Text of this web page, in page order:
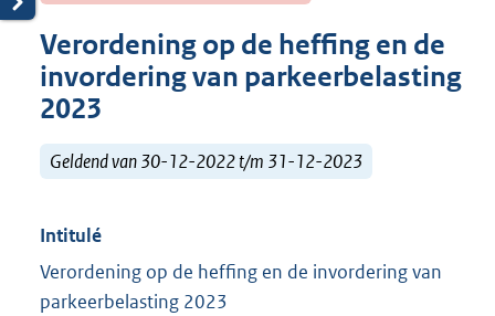
Verordening op de heffing en de
invordering van parkeerbelasting
2023
Geldend van 30-12-2022 t/m 31-12-2023
Intitulé
Verordening op de heffing en de invordering van
parkeerbelasting 2023